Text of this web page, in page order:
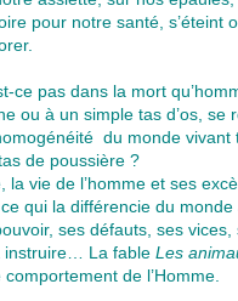
pour notre santé, s’éteint
ce pas dans la mort
ou à un simple tas d’os, se
du monde
de poussière ?
la vie de l’homme et ses
qui la différencie du
ses défauts, ses vices,
instruire… La fable Les
de l’Homme.